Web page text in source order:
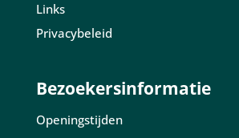
Links
Privacybeleid
Bezoekersinformatie
Openingstijden